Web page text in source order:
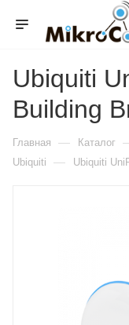
Ubiquiti
Building
Главная — Каталог
Ubiquiti — Ubiquiti